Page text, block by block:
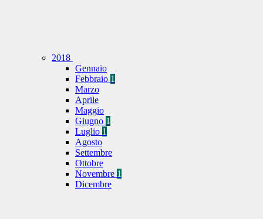
2018
Gennaio
Febbraio 1
Marzo
Aprile
Maggio
Giugno 1
Luglio 1
Agosto
Settembre
Ottobre
Novembre 1
Dicembre